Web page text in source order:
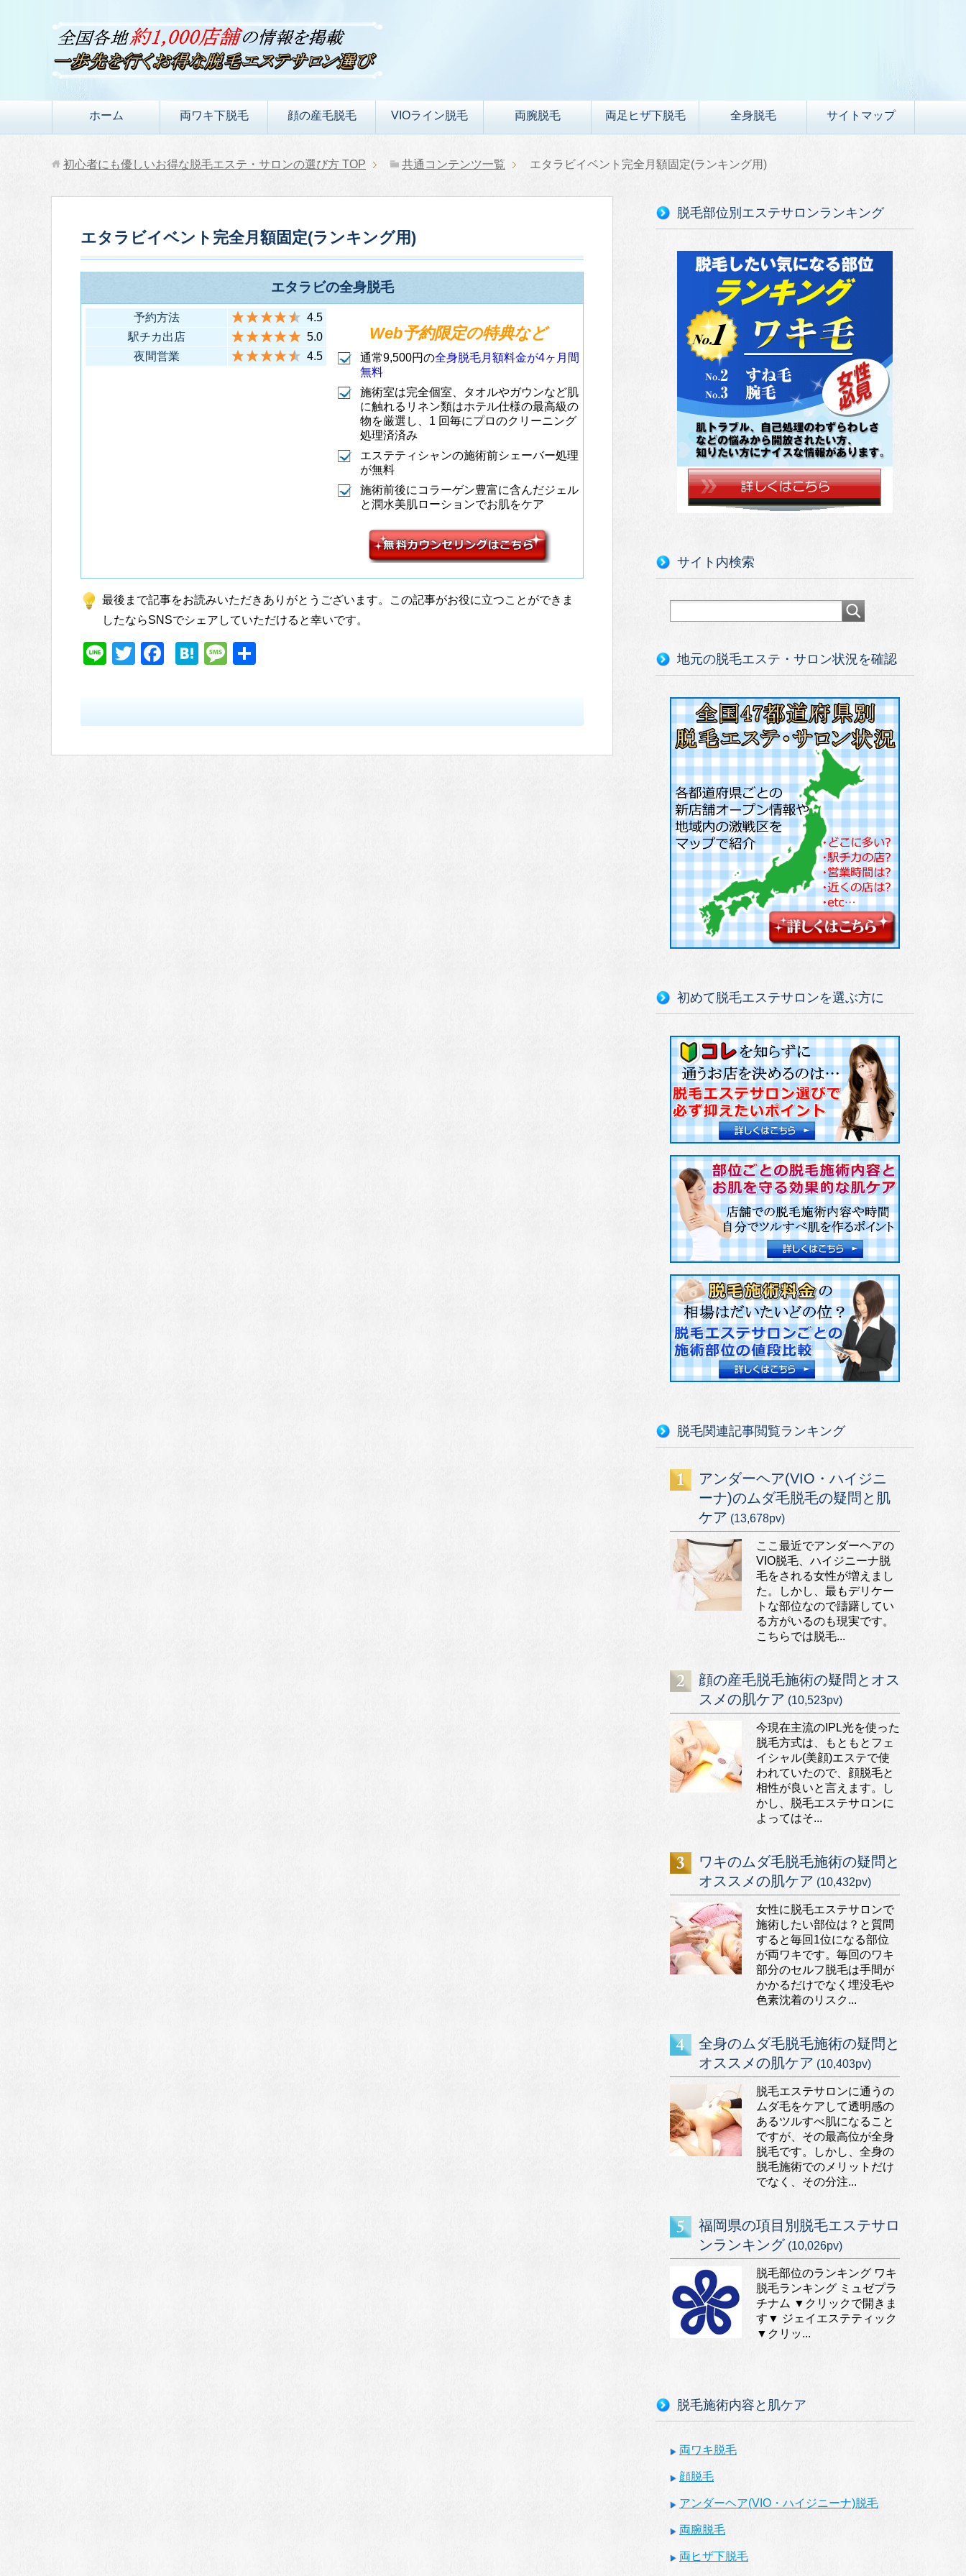
ホーム 両ワキ下脱毛 顔の産毛脱毛 VIOライン脱毛 両腕脱毛 両足ヒザ下脱毛 全身脱毛 サイトマップ
初心者にも優しいお得な脱毛エステ・サロンの選び方 TOP 共通コンテンツ一覧 エタラビイベント完全月額固定(ランキング用)
エタラビイベント完全月額固定(ランキング用)
エタラビの全身脱毛
予約方法
4.5
駅チカ出店
5.0
夜間営業
4.5
Web予約限定の特典など
通常9,500円の全身脱毛月額料金が4ヶ月間
無料
施術室は完全個室、タオルやガウンなど肌
に触れるリネン類はホテル仕様の最高級の
物を厳選し、1 回毎にプロのクリーニング
処理済済み
エステティシャンの施術前シェーバー処理
が無料
施術前後にコラーゲン豊富に含んだジェル
と潤水美肌ローションでお肌をケア
最後まで記事をお読みいただきありがとうございます。この記事がお役に立つことができま
したならSNSでシェアしていただけると幸いです。
Li
T
er e
H
n
M
a
脱毛部位別エステサロンランキング
サイト内検索
地元の脱毛エステ・サロン状況を確認
初めて脱毛エステサロンを選ぶ方に
脱毛関連記事閲覧ランキング
アンダーヘア(VIO・ハイジニ
ーナ)のムダ毛脱毛の疑問と肌
ケア (13,678pv)
ここ最近でアンダーヘアの
VIO脱毛、ハイジニーナ脱
毛をされる女性が増えまし
た。しかし、最もデリケー
トな部位なので躊躇してい
る方がいるのも現実です。
こちらでは脱毛...
顔の産毛脱毛施術の疑問とオス
スメの肌ケア (10,523pv)
今現在主流のIPL光を使った
脱毛方式は、もともとフェ
イシャル(美顔)エステで使
われていたので、顔脱毛と
相性が良いと言えます。し
かし、脱毛エステサロンに
よってはそ...
ワキのムダ毛脱毛施術の疑問と
オススメの肌ケア (10,432pv)
女性に脱毛エステサロンで
施術したい部位は？と質問
すると毎回1位になる部位
が両ワキです。毎回のワキ
部分のセルフ脱毛は手間が
かかるだけでなく埋没毛や
色素沈着のリスク...
全身のムダ毛脱毛施術の疑問と
オススメの肌ケア (10,403pv)
脱毛エステサロンに通うの
ムダ毛をケアして透明感の
あるツルすべ肌になること
ですが、その最高位が全身
脱毛です。しかし、全身の
脱毛施術でのメリットだけ
でなく、その分注...
福岡県の項目別脱毛エステサロ
ンランキング (10,026pv)
脱毛部位のランキング ワキ
脱毛ランキング ミュゼプラ
チナム ▼クリックで開きま
す▼ ジェイエステティック
▼クリッ...
脱毛施術内容と肌ケア
両ワキ脱毛
顔脱毛
アンダーヘア(VIO・ハイジニーナ)脱毛
両腕脱毛
両ヒザ下脱毛